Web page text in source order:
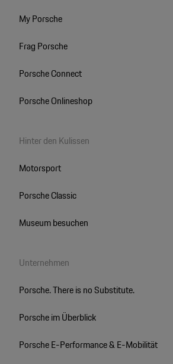
My Porsche
Frag Porsche
Porsche Connect
Porsche Onlineshop
Hinter den Kulissen
Motorsport
Porsche Classic
Museum besuchen
Unternehmen
Porsche. There is no Substitute.
Porsche im Überblick
Porsche E-Performance & E-Mobilität